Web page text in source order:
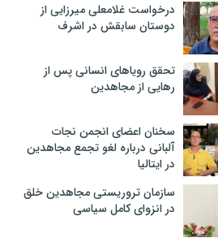
درخواست غلامعلی میرزایی از
دوستان سابقش در اشرف
تحقق رویاهای انسانی پس از
رهایی از مجاهدین
سخنان اعضای انجمن نجات
آلبانی درباره لغو تجمع مجاهدین
در ایتالیا
سازمان تروریستی مجاهدین خلق
در انزوای کامل سیاسی